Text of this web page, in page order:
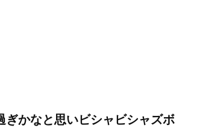
かなと思いビシャビシャズボ